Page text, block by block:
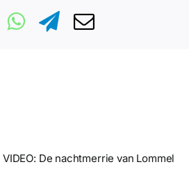
VIDEO: De nachtmerrie van Lommel